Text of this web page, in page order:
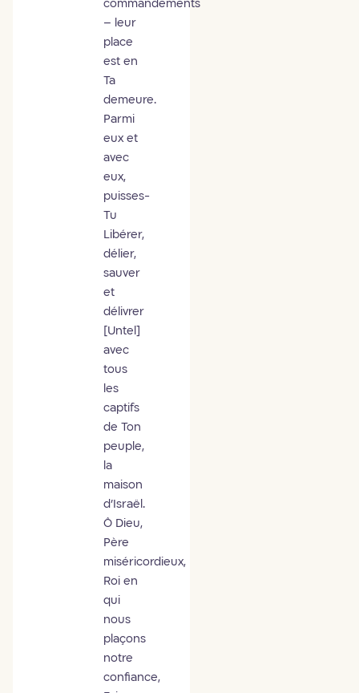
commandements
– leur
place
est en
Ta
demeure.
Parmi
eux et
avec
eux,
puisses-
Tu
Libérer,
délier,
sauver
et
délivrer
[Untel]
avec
tous
les
captifs
de Ton
peuple,
la
maison
d’Israël.
Ô Dieu,
Père
miséricordieux,
Roi en
qui
nous
plaçons
notre
confiance,